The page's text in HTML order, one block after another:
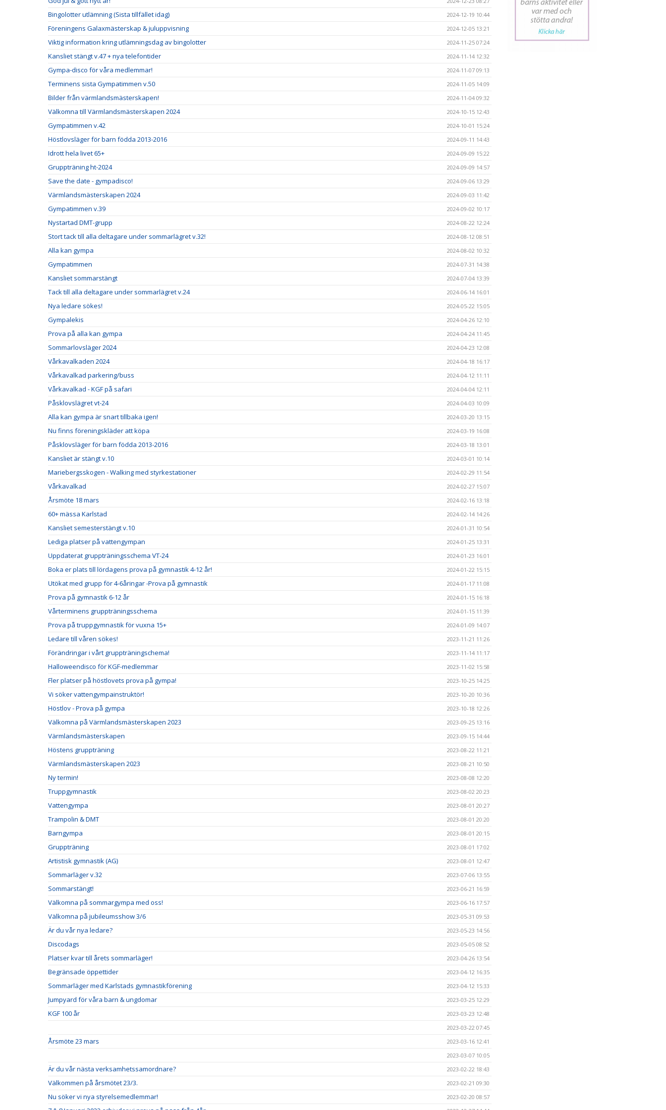
Bingolotter utlämning (Sista tillfället idag) 2024-12-19 10:44
Föreningens Galaxmästerskap & juluppvisning 2024-12-05 13:21
Viktig information kring utlämningsdag av bingolotter 2024-11-25 07:24
Kansliet stängt v.47 + nya telefontider 2024-11-14 12:32
Gympa-disco för våra medlemmar! 2024-11-07 09:13
Terminens sista Gympatimmen v.50 2024-11-05 14:09
Bilder från värmlandsmästerskapen! 2024-11-04 09:32
Välkomna till Värmlandsmästerskapen 2024 2024-10-15 12:43
Gympatimmen v.42 2024-10-01 15:24
Höstlovsläger för barn födda 2013-2016 2024-09-11 14:43
Idrott hela livet 65+ 2024-09-09 15:22
Gruppträning ht-2024 2024-09-09 14:57
Save the date - gympadisco! 2024-09-06 13:29
Värmlandsmästerskapen 2024 2024-09-03 11:42
Gympatimmen v.39 2024-09-02 10:17
Nystartad DMT-grupp 2024-08-22 12:24
Stort tack till alla deltagare under sommarlägret v.32! 2024-08-12 08:51
Alla kan gympa 2024-08-02 10:32
Gympatimmen 2024-07-31 14:38
Kansliet sommarstängt 2024-07-04 13:39
Tack till alla deltagare under sommarlägret v.24 2024-06-14 16:01
Nya ledare sökes! 2024-05-22 15:05
Gympalekis 2024-04-26 12:10
Prova på alla kan gympa 2024-04-24 11:45
Sommarlovsläger 2024 2024-04-23 12:08
Vårkavalkaden 2024 2024-04-18 16:17
Vårkavalkad parkering/buss 2024-04-12 11:11
Vårkavalkad - KGF på safari 2024-04-04 12:11
Påsklovslägret vt-24 2024-04-03 10:09
Alla kan gympa är snart tillbaka igen! 2024-03-20 13:15
Nu finns föreningskläder att köpa 2024-03-19 16:08
Påsklovsläger för barn födda 2013-2016 2024-03-18 13:01
Kansliet är stängt v.10 2024-03-01 10:14
Mariebergsskogen - Walking med styrkestationer 2024-02-29 11:54
Vårkavalkad 2024-02-27 15:07
Årsmöte 18 mars 2024-02-16 13:18
60+ mässa Karlstad 2024-02-14 14:26
Kansliet semesterstängt v.10 2024-01-31 10:54
Lediga platser på vattengympan 2024-01-25 13:31
Uppdaterat gruppträningsschema VT-24 2024-01-23 16:01
Boka er plats till lördagens prova på gymnastik 4-12 år! 2024-01-22 15:15
Utökat med grupp för 4-6åringar -Prova på gymnastik 2024-01-17 11:08
Prova på gymnastik 6-12 år 2024-01-15 16:18
Vårterminens gruppträningsschema 2024-01-15 11:39
Prova på truppgymnastik för vuxna 15+ 2024-01-09 14:07
Ledare till våren sökes! 2023-11-21 11:26
Förändringar i vårt gruppträningschema! 2023-11-14 11:17
Halloweendisco för KGF-medlemmar 2023-11-02 15:58
Fler platser på höstlovets prova på gympa! 2023-10-25 14:25
Vi söker vattengympainstruktör! 2023-10-20 10:36
Höstlov - Prova på gympa 2023-10-18 12:26
Välkomna på Värmlandsmästerskapen 2023 2023-09-25 13:16
Värmlandsmästerskapen 2023-09-15 14:44
Höstens gruppträning 2023-08-22 11:21
Värmlandsmästerskapen 2023 2023-08-21 10:50
Ny termin! 2023-08-08 12:20
Truppgymnastik 2023-08-02 20:23
Vattengympa 2023-08-01 20:27
Trampolin & DMT 2023-08-01 20:20
Barngympa 2023-08-01 20:15
Gruppträning 2023-08-01 17:02
Artistisk gymnastik (AG) 2023-08-01 12:47
Sommarläger v.32 2023-07-06 13:55
Sommarstängt! 2023-06-21 16:59
Välkomna på sommargympa med oss! 2023-06-16 17:57
Välkomna på jubileumsshow 3/6 2023-05-31 09:53
Är du vår nya ledare? 2023-05-23 14:56
Discodags 2023-05-05 08:52
Platser kvar till årets sommarläger! 2023-04-26 13:54
Begränsade öppettider 2023-04-12 16:35
Sommarläger med Karlstads gymnastikförening 2023-04-12 15:33
Jumpyard för våra barn & ungdomar 2023-03-25 12:29
KGF 100 år
2023-03-23 12:48
2023-03-22 07:45
Årsmöte 23 mars
2023-03-16 12:41
2023-03-07 10:05
Är du vår nästa verksamhetssamordnare? 2023-02-22 18:43
Välkommen på årsmötet 23/3. 2023-02-21 09:30
Nu söker vi nya styrelsemedlemmar! 2023-02-20 08:57